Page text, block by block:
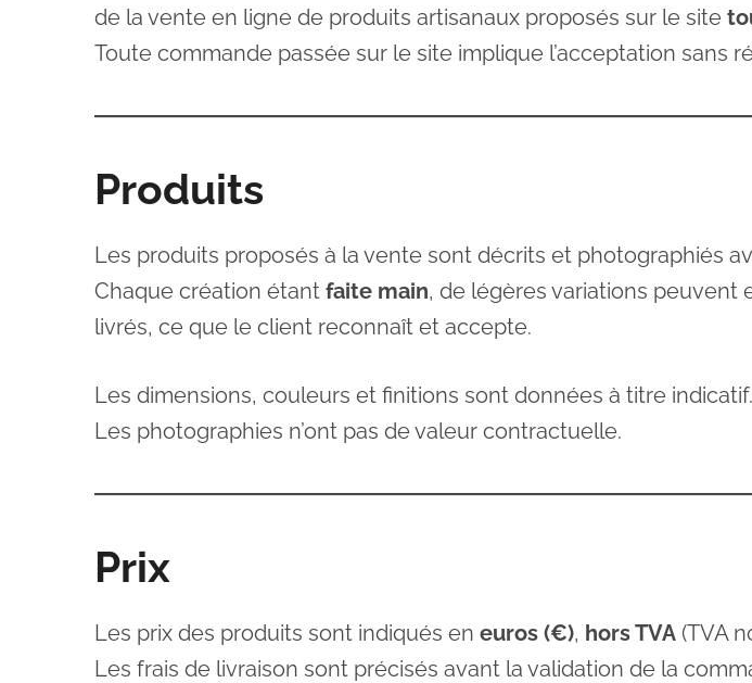
de la vente en ligne de produits artisanaux proposés sur le site
Toute commande passée sur le site implique l’acceptation sans
Produits
Les produits proposés à la vente sont décrits et photographiés
Chaque création étant faite main, de légères variations peuvent
livrés, ce que le client reconnaît et accepte.
Les dimensions, couleurs et finitions sont données à titre indicatif.
Les photographies n’ont pas de valeur contractuelle.
Prix
Les prix des produits sont indiqués en euros (€), hors TVA (TVA
Les frais de livraison sont précisés avant la validation de la